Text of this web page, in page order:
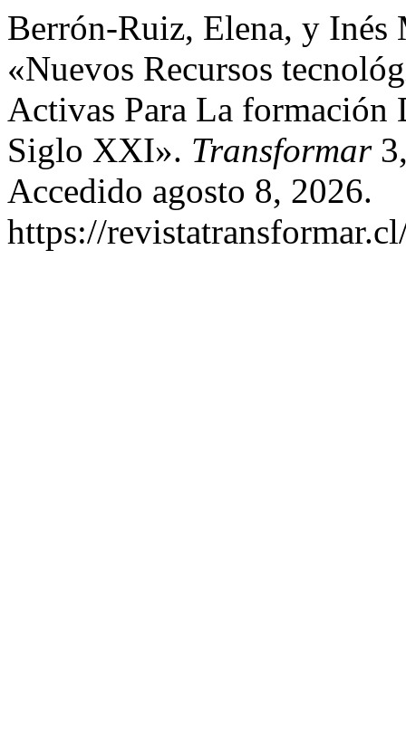
Berrón-Ruiz, Elena, y
«Nuevos Recursos
Activas Para La formación
Siglo XXI». Transformar
Accedido agosto 8, 2026.
https://